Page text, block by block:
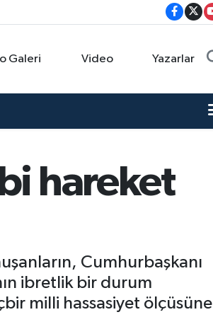
Galeri Video Yazarlar
hareket
Cumhurbaşkanı
ibretlik bir durum
milli hassasiyet ölçüsüne